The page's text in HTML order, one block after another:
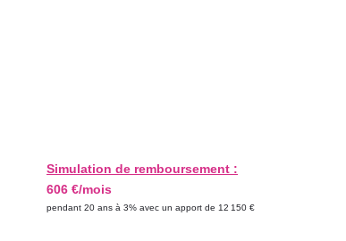
Simulation de remboursement :
606 €/mois
pendant 20 ans à 3% avec un apport de 12 150 €